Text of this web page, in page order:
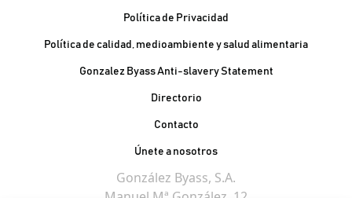
Política de Privacidad
Política de calidad, medioambiente y salud alimentaria
Gonzalez Byass Anti-slavery Statement
Contacto Pie de página
Directorio
Contacto
Únete a nosotros
González Byass, S.A.